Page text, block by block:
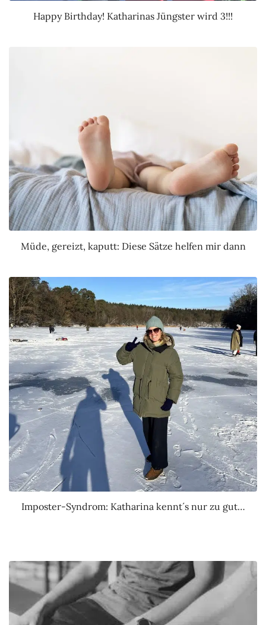
Happy Birthday! Katharinas Jüngster wird 3!!!
Müde, gereizt, kaputt: Diese Sätze helfen mir dann
Imposter-Syndrom: Katharina kennt´s nur zu gut…